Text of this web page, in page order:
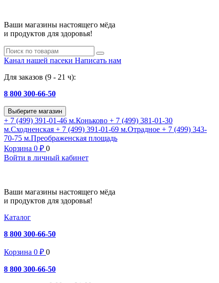
Ваши магазины настоящего мёда
и продуктов для здоровья!
Канал нашей пасеки Написать нам
Для заказов (9 - 21 ч):
8 800 300-66-50
Выберите магазин
+ 7 (499) 391-01-46 м.Коньково + 7 (499) 381-01-30
м.Сходненская + 7 (499) 391-01-69 м.Отрадное + 7 (499) 343-
70-75 м.Преображенская площадь
Корзина 0 ₽ 0
Войти в личный кабинет
Ваши магазины настоящего мёда
и продуктов для здоровья!
Каталог
8 800 300-66-50
Корзина 0 ₽ 0
8 800 300-66-50